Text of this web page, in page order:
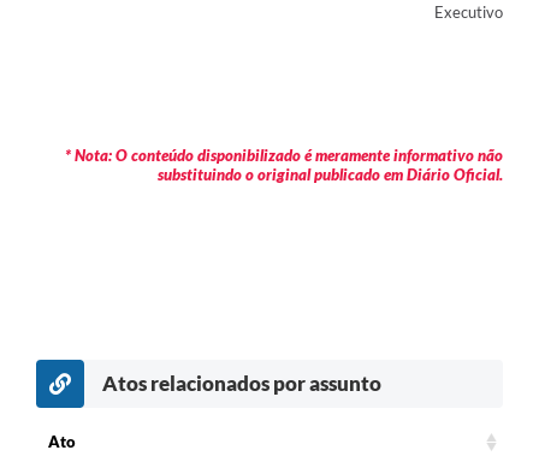
Executivo
* Nota: O conteúdo disponibilizado é meramente informativo não
substituindo o original publicado em Diário Oficial.
Atos relacionados por assunto
Ato